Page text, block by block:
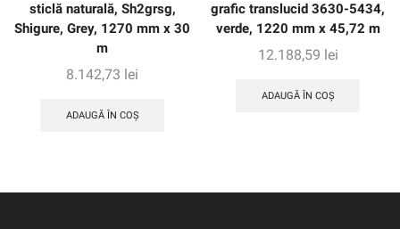
sticlă naturală, Sh2grsg,
Shigure, Grey, 1270 mm x 30
m
8.142,73 lei
ADAUGĂ ÎN COȘ
grafic translucid 3630-5434,
verde, 1220 mm x 45,72 m
12.188,59 lei
ADAUGĂ ÎN COȘ